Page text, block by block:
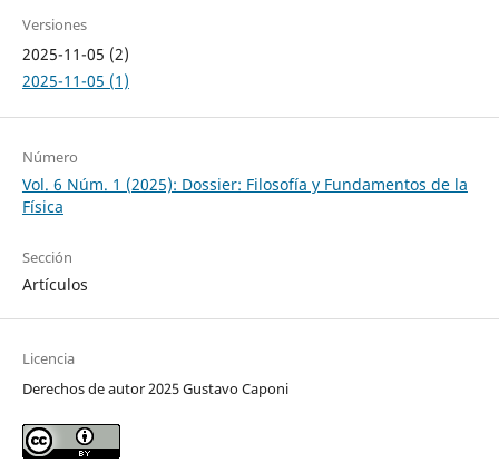
Versiones
2025-11-05 (2)
2025-11-05 (1)
Número
Vol. 6 Núm. 1 (2025): Dossier: Filosofía y Fundamentos de la
Física
Sección
Artículos
Licencia
Derechos de autor 2025 Gustavo Caponi